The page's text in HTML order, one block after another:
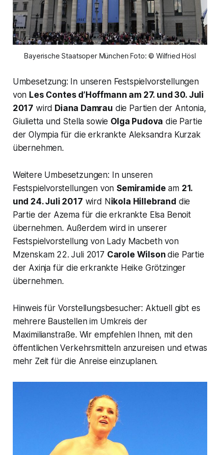
Bayerische Staatsoper München Foto: © Wilfried Hösl
Umbesetzung: In unseren Festspielvorstellungen
von Les Contes d’Hoffmann am 27. und 30. Juli
2017 wird Diana Damrau die Partien der Antonia,
Giulietta und Stella sowie Olga Pudova die Partie
der Olympia für die erkrankte Aleksandra Kurzak
übernehmen.
Weitere Umbesetzungen: In unseren
Festspielvorstellungen von Semiramide am 21.
und 24. Juli 2017 wird Nikola Hillebrand die
Partie der Azema für die erkrankte Elsa Benoit
übernehmen. Außerdem wird in unserer
Festspielvorstellung von Lady Macbeth von
Mzenskam 22. Juli 2017 Carole Wilsondie Partie
der Axinja für die erkrankte Heike Grötzinger
übernehmen.
Hinweis für Vorstellungsbesucher: Aktuell gibt es
mehrere Baustellen im Umkreis der
Maximilianstraße. Wir empfehlen Ihnen, mit den
öffentlichen Verkehrsmitteln anzureisen und etwas
mehr Zeit für die Anreise einzuplanen.